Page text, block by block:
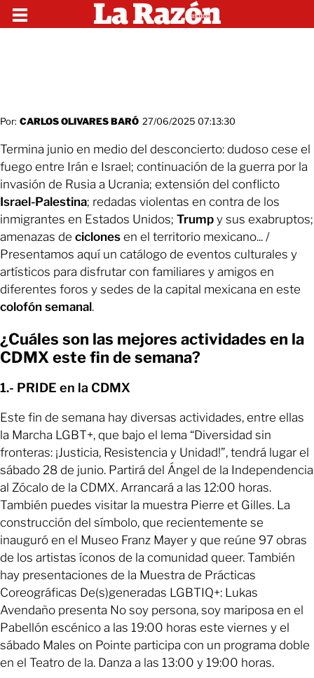
Por: CARLOS OLIVARES BARÓ 27/06/2025 07:13:30
Termina junio en medio del desconcierto: dudoso cese el
fuego entre Irán e Israel; continuación de la guerra por la
invasión de Rusia a Ucrania; extensión del conflicto
Israel-Palestina; redadas violentas en contra de los
inmigrantes en Estados Unidos; Trump y sus exabruptos;
amenazas de ciclones en el territorio mexicano... /
Presentamos aquí un catálogo de eventos culturales y
artísticos para disfrutar con familiares y amigos en
diferentes foros y sedes de la capital mexicana en este
colofón semanal.
¿Cuáles son las mejores actividades en la
CDMX este fin de semana?
1.- PRIDE en la CDMX
Este fin de semana hay diversas actividades, entre ellas
la Marcha LGBT+, que bajo el lema “Diversidad sin
fronteras: ¡Justicia, Resistencia y Unidad!”, tendrá lugar el
sábado 28 de junio. Partirá del Ángel de la Independencia
al Zócalo de la CDMX. Arrancará a las 12:00 horas.
También puedes visitar la muestra Pierre et Gilles. La
construcción del símbolo, que recientemente se
inauguró en el Museo Franz Mayer y que reúne 97 obras
de los artistas íconos de la comunidad queer. También
hay presentaciones de la Muestra de Prácticas
Coreográficas De(s)generadas LGBTIQ+: Lukas
Avendaño presenta No soy persona, soy mariposa en el
Pabellón escénico a las 19:00 horas este viernes y el
sábado Males on Pointe participa con un programa doble
en el Teatro de la. Danza a las 13:00 y 19:00 horas.